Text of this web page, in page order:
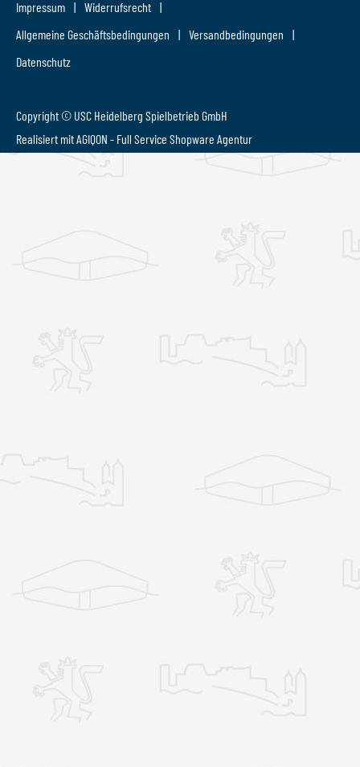
Copyright © USC Heidelberg Spielbetrieb GmbH
Impressum
Widerrufsrecht
Allgemeine Geschäftsbedingungen
Versandbedingungen
Datenschutz
Realisiert mit AGIQON - Full Service Shopware Agentur